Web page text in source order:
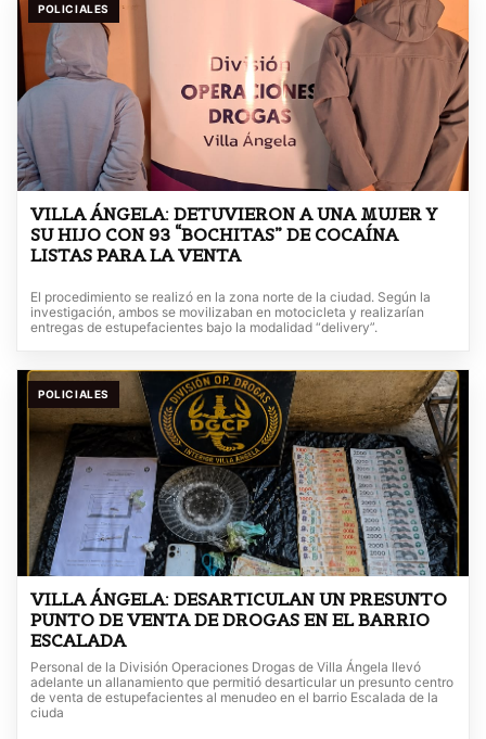
POLICIALES
VILLA ÁNGELA: DETUVIERON A UNA MUJER Y
SU HIJO CON 93 “BOCHITAS” DE COCAÍNA
LISTAS PARA LA VENTA
El procedimiento se realizó en la zona norte de la ciudad. Según la
investigación, ambos se movilizaban en motocicleta y realizarían
entregas de estupefacientes bajo la modalidad “delivery”.
POLICIALES
VILLA ÁNGELA: DESARTICULAN UN PRESUNTO
PUNTO DE VENTA DE DROGAS EN EL BARRIO
ESCALADA
Personal de la División Operaciones Drogas de Villa Ángela llevó
adelante un allanamiento que permitió desarticular un presunto centro
de venta de estupefacientes al menudeo en el barrio Escalada de la
ciuda